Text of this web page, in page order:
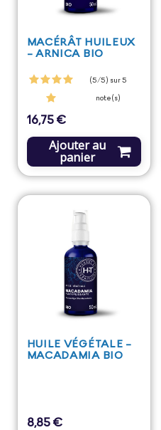
MACÉRÂT HUILEUX
- ARNICA BIO
(5/5) sur 5
note(s)
Prix
16,75 €
Ajouter au
panier
HUILE VÉGÉTALE -
MACADAMIA BIO
Prix
8,85 €